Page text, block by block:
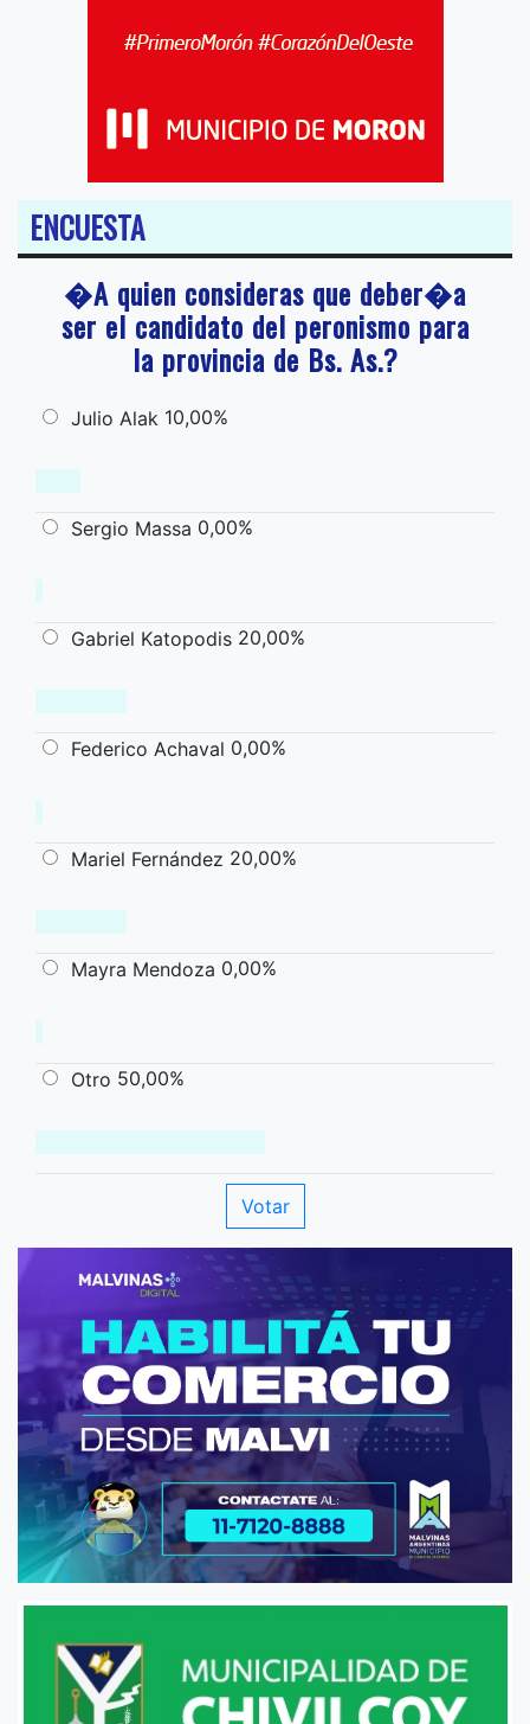
ENCUESTA
�A quien consideras que deber�a
ser el candidato del peronismo para
la provincia de Bs. As.?
Julio Alak 10,00%
Sergio Massa 0,00%
Gabriel Katopodis 20,00%
Federico Achaval 0,00%
Mariel Fernández 20,00%
Mayra Mendoza 0,00%
Otro 50,00%